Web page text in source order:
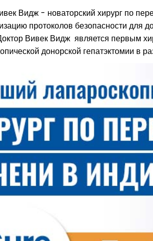
Видж - новаторский хирург по
протоколов безопасности для
Вивек Видж является первым
донорской гепатэктомии в